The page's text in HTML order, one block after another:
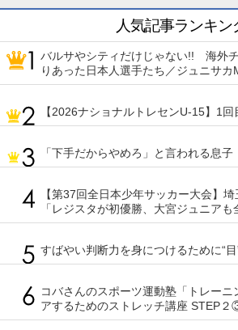
人気記事ランキン
バルサやシティだけじゃない!! 海外
りあった日本人選手たち／ジュニサカ
【2026ナショナルトレセンU-15】1回
「下手だからやめろ」と言われる息子
【第37回全日本少年サッカー大会】
「レジスタが初優勝、大宮ジュニアも
すばやい判断力を身につけるために“目
コバさんのスポーツ運動塾「トレーニ
アするためのストレッチ講座 STEP２